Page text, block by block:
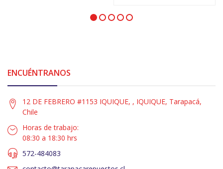
ENCUÉNTRANOS
12 DE FEBRERO #1153 IQUIQUE, , IQUIQUE, Tarapacá,
Chile
Horas de trabajo:
08:30 a 18:30 hrs
572-484083